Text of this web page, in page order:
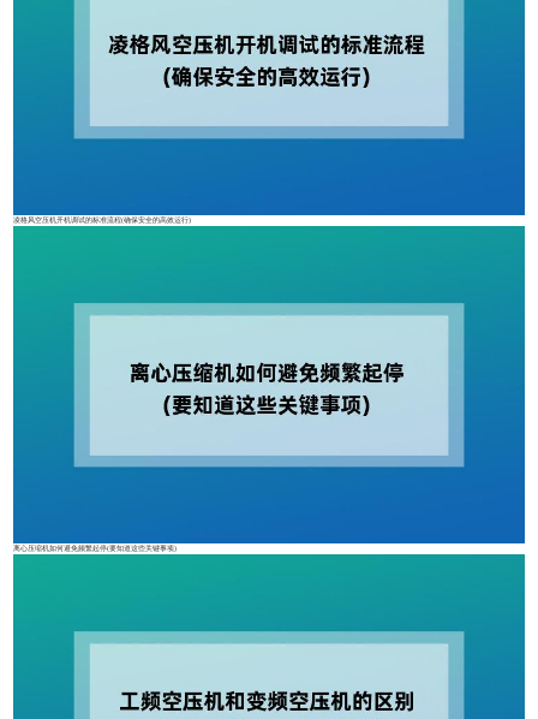
凌格风空压机开机调试的标准流程(确保安全的高效运行)
离心压缩机如何避免频繁起停(要知道这些关键事项)